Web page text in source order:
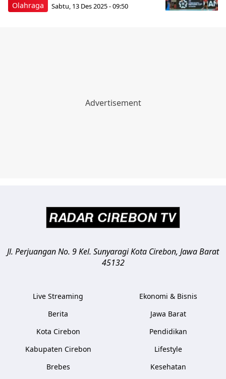
Olahraga Sabtu, 13 Des 2025 - 09:50
Jl. Perjuangan No. 9 Kel. SunyaragiKota Cirebon, Jawa Barat
45132
Live Streaming
Berita
Kota Cirebon
Kabupaten Cirebon
Brebes
Ekonomi & Bisnis
Jawa Barat
Pendidikan
Lifestyle
Kesehatan